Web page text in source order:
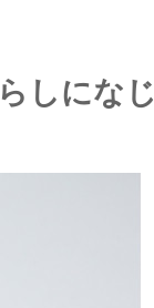
しにな